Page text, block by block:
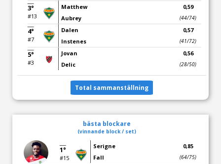
3°
#13
Matthew
Aubrey
0,59
(44/74)
4°
#7
Dalen
Instenes
0,57
(41/72)
5°
#3
Jovan
Delic
0,56
(28/50)
Total sammanställning
bästa blockare
(vinnande block / set)
1°
#15
Serigne
Fall
0,85
(64/75)